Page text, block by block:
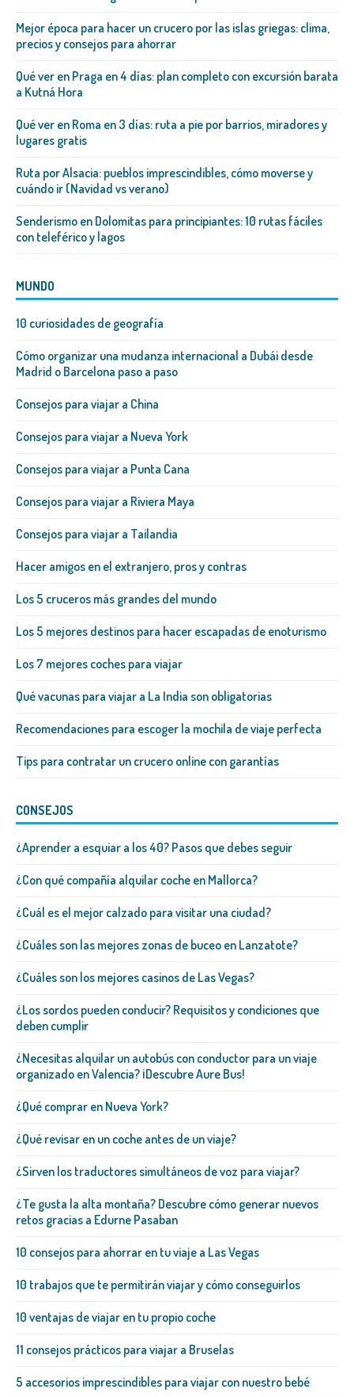
Mejor época para hacer un crucero por las islas griegas: clima,
precios y consejos para ahorrar
Qué ver en Praga en 4 días: plan completo con excursión barata
a Kutná Hora
Qué ver en Roma en 3 días: ruta a pie por barrios, miradores y
lugares gratis
Ruta por Alsacia: pueblos imprescindibles, cómo moverse y
cuándo ir (Navidad vs verano)
Senderismo en Dolomitas para principiantes: 10 rutas fáciles
con teleférico y lagos
MUNDO
10 curiosidades de geografía
Cómo organizar una mudanza internacional a Dubái desde
Madrid o Barcelona paso a paso
Consejos para viajar a China
Consejos para viajar a Nueva York
Consejos para viajar a Punta Cana
Consejos para viajar a Riviera Maya
Consejos para viajar a Tailandia
Hacer amigos en el extranjero, pros y contras
Los 5 cruceros más grandes del mundo
Los 5 mejores destinos para hacer escapadas de enoturismo
Los 7 mejores coches para viajar
Qué vacunas para viajar a La India son obligatorias
Recomendaciones para escoger la mochila de viaje perfecta
Tips para contratar un crucero online con garantías
CONSEJOS
¿Aprender a esquiar a los 40? Pasos que debes seguir
¿Con qué compañía alquilar coche en Mallorca?
¿Cuál es el mejor calzado para visitar una ciudad?
¿Cuáles son las mejores zonas de buceo en Lanzatote?
¿Cuáles son los mejores casinos de Las Vegas?
¿Los sordos pueden conducir? Requisitos y condiciones que
deben cumplir
¿Necesitas alquilar un autobús con conductor para un viaje
organizado en Valencia? ¡Descubre Aure Bus!
¿Qué comprar en Nueva York?
¿Qué revisar en un coche antes de un viaje?
¿Sirven los traductores simultáneos de voz para viajar?
¿Te gusta la alta montaña? Descubre cómo generar nuevos
retos gracias a Edurne Pasaban
10 consejos para ahorrar en tu viaje a Las Vegas
10 trabajos que te permitirán viajar y cómo conseguirlos
10 ventajas de viajar en tu propio coche
11 consejos prácticos para viajar a Bruselas
5 accesorios imprescindibles para viajar con nuestro bebé